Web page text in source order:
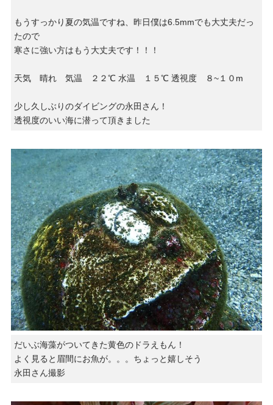
もうすっかり夏の気温ですね、昨日僕は6.5mmでも大丈夫だっ
たので
寒さに強い方はもう大丈夫です！！！
天気 晴れ 気温 ２２℃ 水温 １５℃ 透視度 ８~１０m
少し久しぶりのダイビングの永田さん！
透視度のいい海に潜って頂きました
だいぶ海藻がついてきた黄色のドラえもん！
よく見ると眉間にお魚が。。。ちょっと嬉しそう
永田さん撮影